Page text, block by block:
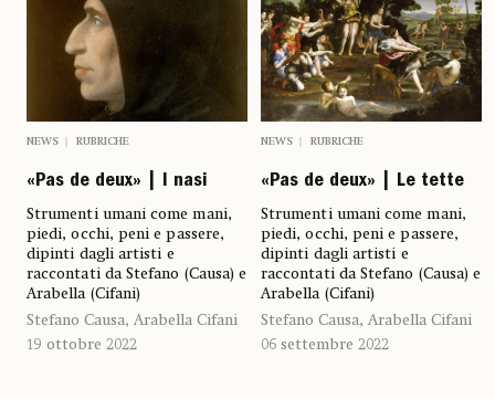
NEWS RUBRICHE
«Pas de deux» | I nasi
Strumenti umani come mani,
piedi, occhi, peni e passere,
dipinti dagli artisti e
raccontati da Stefano (Causa) e
Arabella (Cifani)
Stefano Causa, Arabella Cifani
19 ottobre 2022
NEWS RUBRICHE
«Pas de deux» | Le tette
Strumenti umani come mani,
piedi, occhi, peni e passere,
dipinti dagli artisti e
raccontati da Stefano (Causa) e
Arabella (Cifani)
Stefano Causa, Arabella Cifani
06 settembre 2022